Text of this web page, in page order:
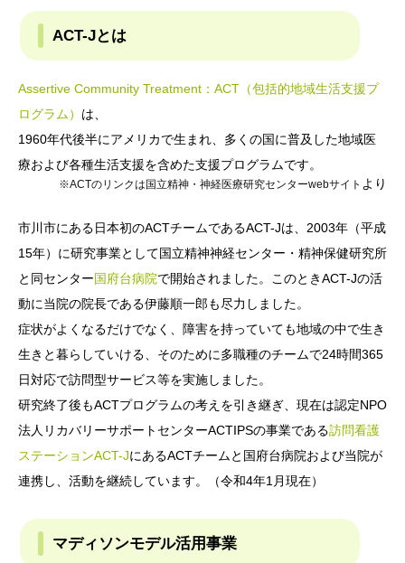
ACT-Jとは
Assertive Community Treatment：ACT（包括的地域生活支援プ
ログラム） は、
1960年代後半にアメリカで生まれ、多くの国に普及した地域医
療および各種生活支援を含めた支援プログラムです。
※ACTのリンクは国立精神・神経医療研究センターwebサイト より
市川市にある日本初のACTチームであるACT-Jは、2003年（平成
15年）に研究事業として国立精神神経センター・精神保健研究所
と同センター国府台病院で開始されました。このときACT-Jの活
動に当院の院長である伊藤順一郎も尽力しました。
症状がよくなるだけでなく、障害を持っていても地域の中で生き
生きと暮らしていける、そのために多職種のチームで24時間365
日対応で訪問型サービス等を実施しました。
研究終了後もACTプログラムの考えを引き継ぎ、現在は認定NPO
法人リカバリーサポートセンターACTIPSの事業である訪問看護
ステーションACT-JにあるACTチームと国府台病院および当院が
連携し、活動を継続しています。（令和4年1月現在）
マディソンモデル活用事業